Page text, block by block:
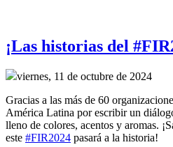
¡Las historias del
viernes, 11 de octubre de 2024
Gracias a las más de 60
América Latina por escribir un
lleno de colores, acentos y aromas.
este #FIR2024 pasará a la historia!